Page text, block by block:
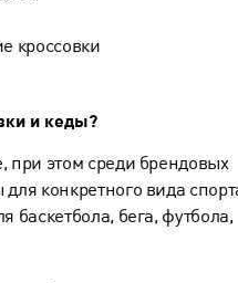
кроссовки
и кеды?
при этом среди брендовых
конкретного вида
баскетбола, бега, футбола,